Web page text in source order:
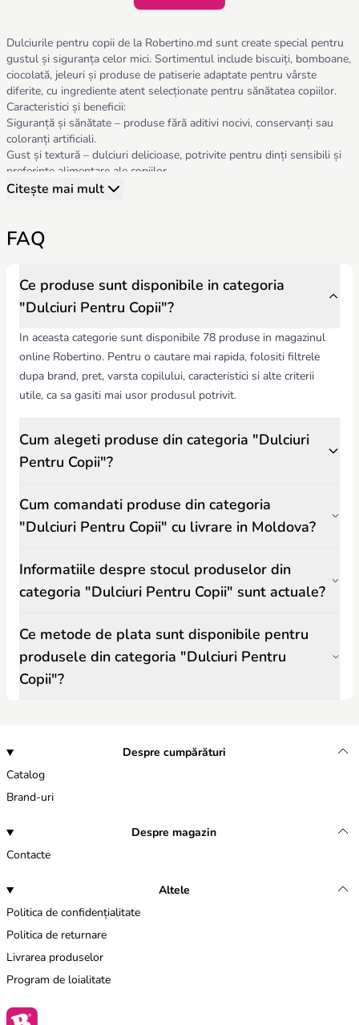
Dulciurile pentru copii de la Robertino.md sunt create special pentru
gustul și siguranța celor mici. Sortimentul include biscuiți, bomboane,
ciocolată, jeleuri și produse de patiserie adaptate pentru vârste
diferite, cu ingrediente atent selecționate pentru sănătatea copiilor.
Caracteristici și beneficii:
Siguranță și sănătate – produse fără aditivi nocivi, conservanți sau
coloranți artificiali.
Gust și textură – dulciuri delicioase, potrivite pentru dinți sensibili și
preferințe alimentare ale copiilor.
Funcționalitate – ambalaje practice, ușor de transportat la școală,
zahăr pentru copii mici sau cu restricții alimentare.
Control porții – produse ambalate individual pentru a facilita
Părinții trebuie să țină cont de:
Vârsta copilului – alegerea dulciurilor potrivite pentru siguranță și
digestie.
Ingrediente – citirea etichetei și evitarea alergenilor.
Cantitate – moderarea consumului pentru menținerea unei diete
echilibrate.
Dulciurile pentru copii Robertino.md combină gustul plăcut cu
siguranța și calitatea, oferind părinților posibilitatea de a răsfăța
Citește mai mult
FAQ
Ce produse sunt disponibile in categoria
"Dulciuri Pentru Copii"?
In aceasta categorie sunt disponibile 78 produse in magazinul
online Robertino. Pentru o cautare mai rapida, folositi filtrele
dupa brand, pret, varsta copilului, caracteristici si alte criterii
utile, ca sa gasiti mai usor produsul potrivit.
Cum alegeti produse din categoria "Dulciuri
Pentru Copii"?
Cum comandati produse din categoria
"Dulciuri Pentru Copii" cu livrare in Moldova?
Informatiile despre stocul produselor din
categoria "Dulciuri Pentru Copii" sunt actuale?
Ce metode de plata sunt disponibile pentru
produsele din categoria "Dulciuri Pentru
Copii"?
Despre cumpărături
Catalog
Brand-uri
Despre magazin
Contacte
Altele
Politica de confidențialitate
Politica de returnare
Livrarea produselor
Program de loialitate